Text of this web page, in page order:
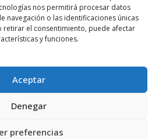
nos permitirá procesar datos
navegación o las identificaciones únicas
retirar el consentimiento, puede afectar
y funciones.
Aceptar
Denegar
preferencias
Akismet para reducir el spam.Aprende
los datos de tus comentarios.